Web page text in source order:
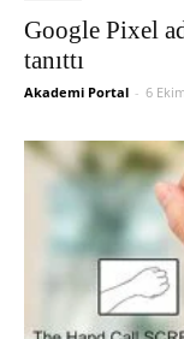
Google Pixel
tanıttı
Akademi Portal - 6